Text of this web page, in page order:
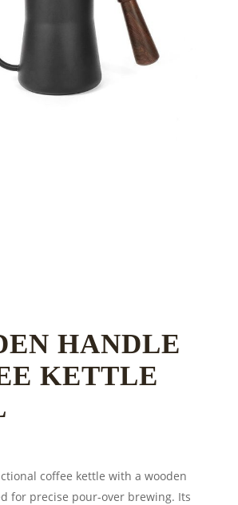
HANDLE
KETTLE
coffee kettle with a wooden
for precise pour-over brewing. Its